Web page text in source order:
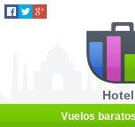
Vuelos baratos